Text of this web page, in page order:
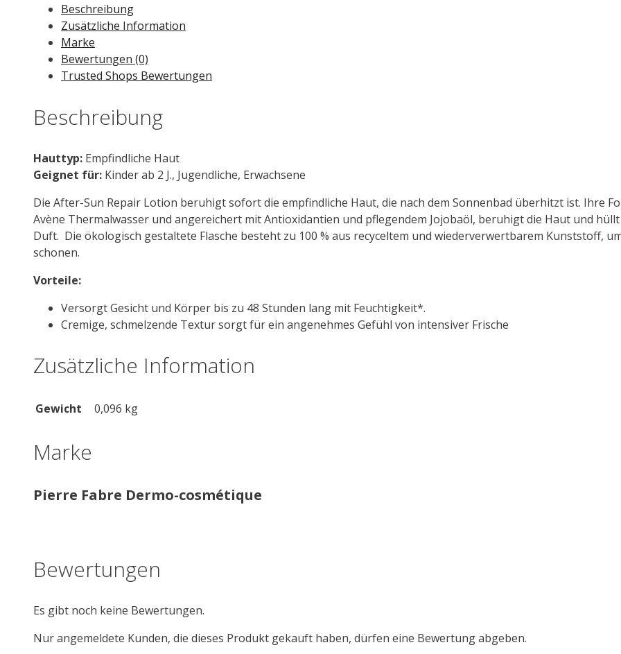
Beschreibung
Zusätzliche Information
Marke
Bewertungen (0)
Trusted Shops Bewertungen
Beschreibung
Hauttyp: Empfindliche Haut
Geignet für: Kinder ab 2 J., Jugendliche, Erwachsene
Die After-Sun Repair Lotion beruhigt sofort die empfindliche Haut, die nach dem Sonnenbad überhitzt ist. Ihre
Avène Thermalwasser und angereichert mit Antioxidantien und pflegendem Jojobaöl, beruhigt die Haut und
Duft. Die ökologisch gestaltete Flasche besteht zu 100 % aus recyceltem und wiederverwertbarem Kunststoff,
schonen.
Vorteile:
Versorgt Gesicht und Körper bis zu 48 Stunden lang mit Feuchtigkeit*.
Cremige, schmelzende Textur sorgt für ein angenehmes Gefühl von intensiver Frische
Zusätzliche Information
Gewicht 0,096 kg
Marke
Pierre Fabre Dermo-cosmétique
Bewertungen
Es gibt noch keine Bewertungen.
Nur angemeldete Kunden, die dieses Produkt gekauft haben, dürfen eine Bewertung abgeben.